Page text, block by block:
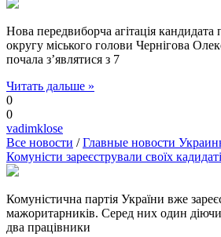
Нова передвиборча агітація
округу міського голови Чернігова
почала з’являтися з 7
Читать дальше »
0
0
vadimklose
Все новости /Главные новости
Комуністи зареєстрували своїх
Комуністична партія України вже
мажоритарників. Серед них один
два працівники